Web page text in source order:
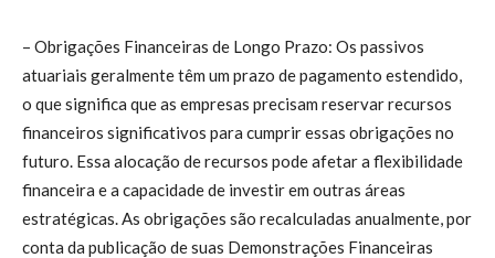
– Obrigações Financeiras de Longo Prazo: Os passivos
atuariais geralmente têm um prazo de pagamento estendido,
o que significa que as empresas precisam reservar recursos
financeiros significativos para cumprir essas obrigações no
futuro. Essa alocação de recursos pode afetar a flexibilidade
financeira e a capacidade de investir em outras áreas
estratégicas. As obrigações são recalculadas anualmente, por
conta da publicação de suas Demonstrações Financeiras